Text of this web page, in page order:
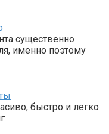
существенно
именно поэтому
быстро и легко